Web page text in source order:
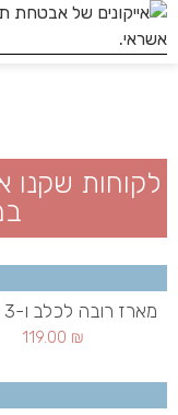
לקוחות שקנו
מארז רובה לכלב ו-3 כדורים
119.00 ₪